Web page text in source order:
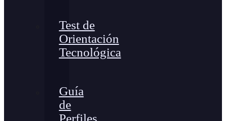
Test de
Orientación
Tecnológica
Guía
de
Perfiles